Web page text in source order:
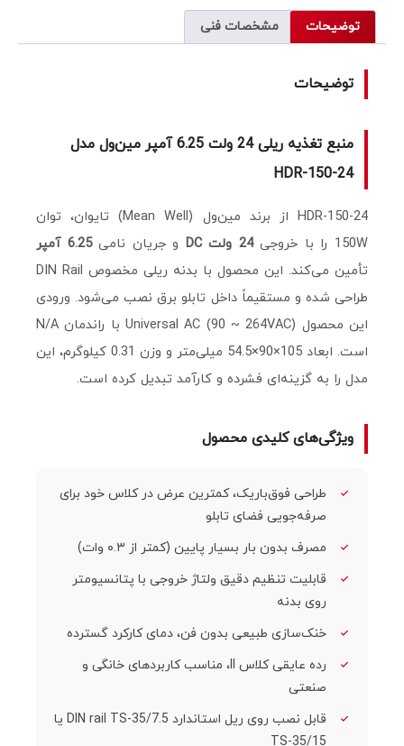
توضیحات مشخصات فنی
توضیحات
منبع تغذیه ریلی 24 ولت 6.25 آمپر مین‌ول مدل
HDR-150-24
HDR-150-24 از برند مین‌ول (Mean Well) تایوان، توان
150W را با خروجی
24 ولت DC و جریان نامی 6.25 آمپر
تأمین می‌کند. این محصول با بدنه ریلی مخصوص DIN Rail
طراحی شده و مستقیماً داخل تابلو برق نصب می‌شود. ورودی
این محصول Universal AC (90 ~ 264VAC) با راندمان N/A
است. ابعاد 105×90×54.5 میلی‌متر و وزن 0.31 کیلوگرم، این
مدل را به گزینه‌ای فشرده و کارآمد تبدیل کرده است.
ویژگی‌های کلیدی محصول
طراحی فوق‌باریک، کمترین عرض در کلاس خود برای
صرفه‌جویی فضای تابلو
مصرف بدون بار بسیار پایین (کمتر از ۰.۳ وات)
قابلیت تنظیم دقیق ولتاژ خروجی با پتانسیومتر
روی بدنه
خنک‌سازی طبیعی بدون فن، دمای کارکرد گسترده
رده عایقی کلاس II، مناسب کاربردهای خانگی و
صنعتی
قابل نصب روی ریل استاندارد DIN rail TS-35/7.5 یا
TS-35/15